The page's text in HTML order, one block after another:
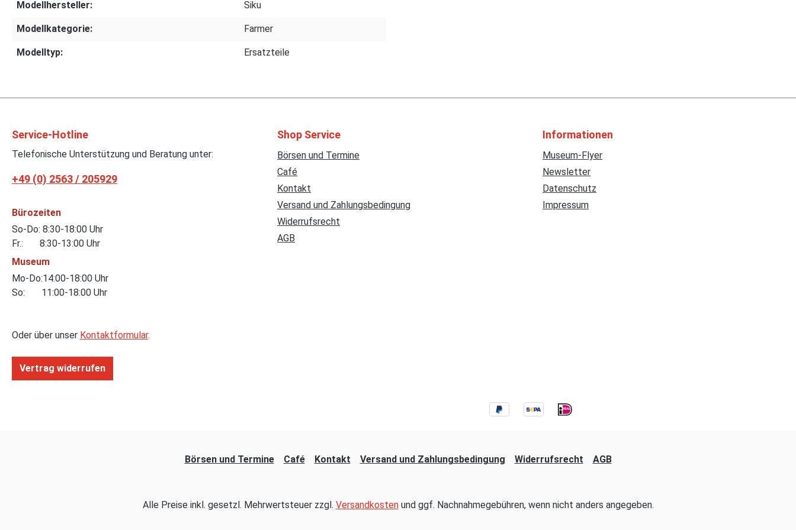
Modellhersteller: Siku
Modellkategorie: Farmer
Modelltyp: Ersatzteile
Service-Hotline
Telefonische Unterstützung und Beratung unter:
+49 (0) 2563 / 205929
Bürozeiten
So-Do: 8:30-18:00 Uhr
Fr.: 8:30-13:00 Uhr
Museum
Mo-Do:14:00-18:00 Uhr
So: 11:00-18:00 Uhr
Oder über unser Kontaktformular.
Vertrag widerrufen
Shop Service
Börsen und Termine
Café
Kontakt
Versand und Zahlungsbedingung
Widerrufsrecht
AGB
Informationen
Museum-Flyer
Newsletter
Datenschutz
Impressum
Börsen und Termine Café Kontakt Versand und Zahlungsbedingung Widerrufsrecht AGB
Alle Preise inkl. gesetzl. Mehrwertsteuer zzgl. Versandkostenund ggf. Nachnahmegebühren, wenn nicht anders angegeben.